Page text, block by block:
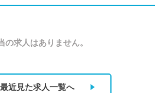
の求人はありません。
最近見た求人一覧へ